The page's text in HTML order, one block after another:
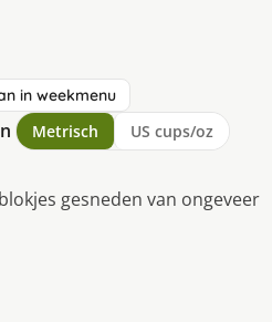
in weekmenu
Metrisch US cups/oz
gesneden van ongeveer